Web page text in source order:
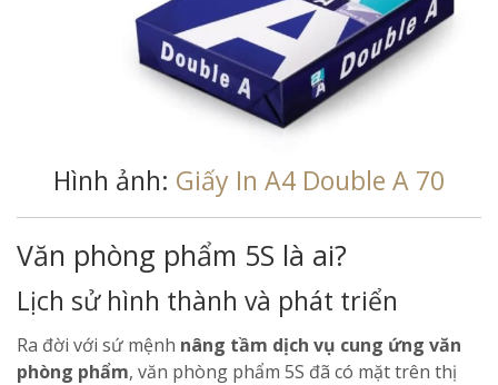
Hình ảnh: Giấy In A4 Double A 70
Văn phòng phẩm 5S là ai?
Lịch sử hình thành và phát triển
Ra đời với sứ mệnh nâng tầm dịch vụ cung ứng văn
phòng phẩm, văn phòng phẩm 5S đã có mặt trên thị